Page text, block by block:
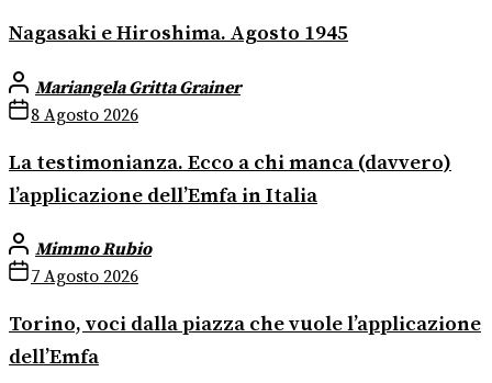
Nagasaki e Hiroshima. Agosto 1945
Mariangela Gritta Grainer
8 Agosto 2026
La testimonianza. Ecco a chi manca (davvero)
l’applicazione dell’Emfa in Italia
Mimmo Rubio
7 Agosto 2026
Torino, voci dalla piazza che vuole l’applicazione
dell’Emfa